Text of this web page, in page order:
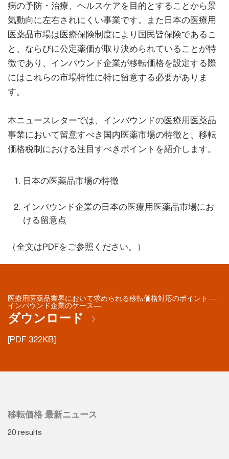
病の予防・治療、ヘルスケアを目的とすることから景
気動向に左右されにくい事業です。また日本の医療用
医薬品市場は医療保険制度により国民皆保険であるこ
と、ならびに公定薬価が取り決められていることが特
徴であり、インバウンド企業が移転価格を設定する際
にはこれらの市場特性に特に留意する必要がありま
す。
本ニュースレターでは、インバウンドの医療用医薬品
事業において留意すべき国内医薬市場の特徴と、移転
価格税制における注目すべきポイントを紹介します。
日本の医薬品市場の特徴
インバウンド企業の日本の医療用医薬品市場にお
ける留意点
（全文はPDFをご参照ください。）
医療用医薬品業界において求められる移転価格対応のポイント ―
インバウンド企業のケース―
ダウンロード
[PDF 322KB]
移転価格 最新ニュース
20 results